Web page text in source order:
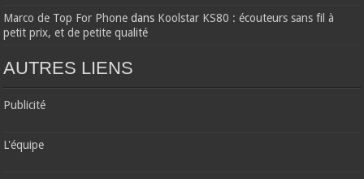
Marco de Top For Phone dans Koolstar KS80 : écouteurs sans fil à
petit prix, et de petite qualité
AUTRES LIENS
Publicité
L'équipe